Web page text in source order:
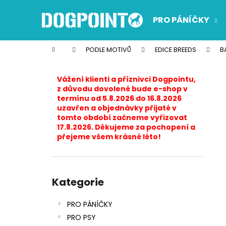
PRO PÁNÍČKY
Domů PODLE MOTIVŮ EDICE BREEDS
Vážení klienti a příznivci Dogpointu,
z důvodu dovolené bude e-shop v
termínu od 5.8.2026 do 16.8.2026
uzavřen a objednávky přijaté v
tomto období začneme vyřizovat
17.8.2026. Děkujeme za pochopení a
přejeme všem krásné léto!
kategorie
Kategorie
PRO PÁNÍČKY
PRO PSY
í
Zpět
do
Zpět
do